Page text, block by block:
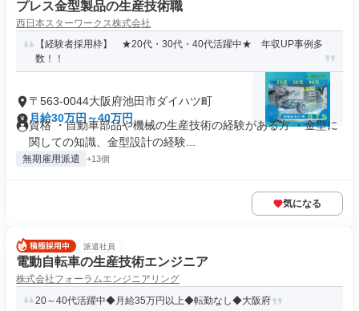
プレス金型製品の生産技術職
西日本スターワークス株式会社
【経験者採用枠】 ★20代・30代・40代活躍中★ 年収UP事例多
数！！
〒563-0044大阪府池田市ダイハツ町
月給30万円～40万円
資格 ・自動車部品や機械の生産技術の経験がある方 ・金型に
関しての知識、金型設計の経験...
無期雇用派遣 +13個
気になる
派遣社員
電動自転車の生産技術エンジニア
株式会社フォーラムエンジニアリング
20～40代活躍中◆月給35万円以上◆転勤なし◆大阪府